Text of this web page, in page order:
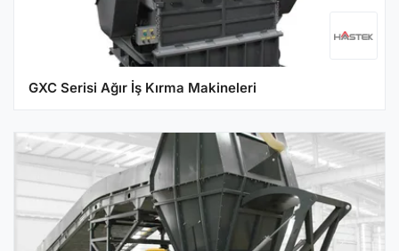
GXC Serisi Ağır İş Kırma Makineleri